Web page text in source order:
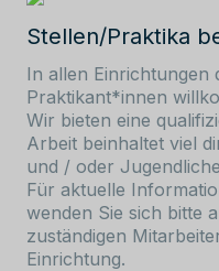
Stellen/Praktika
In allen Einrichtungen
Praktikant*innen
Wir bieten eine
Arbeit beinhaltet viel
und / oder
Für aktuelle
wenden Sie sich bitte
zuständigen
Einrichtung.